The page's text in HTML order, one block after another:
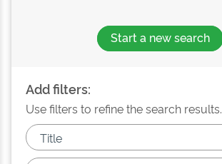
Start a new search
Add filters:
Use filters to refine the search results.